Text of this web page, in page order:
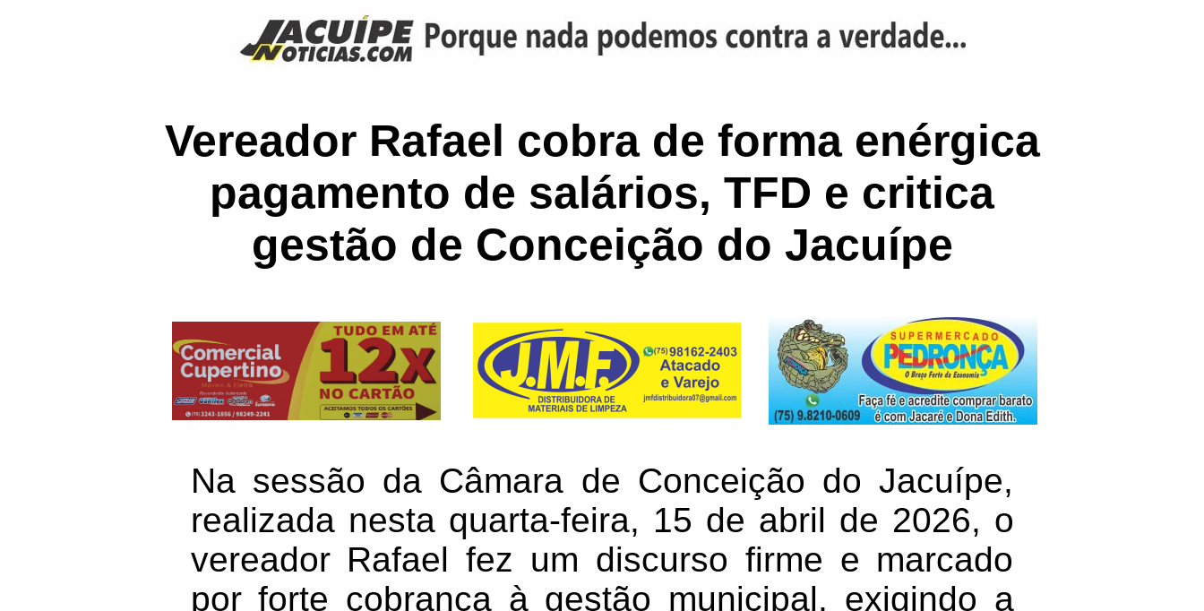
Vereador Rafael cobra de forma enérgica
pagamento de salários, TFD e critica
gestão de Conceição do Jacuípe
Na sessão da Câmara de Conceição do Jacuípe,
realizada nesta quarta-feira, 15 de abril de 2026, o
vereador Rafael fez um discurso firme e marcado
por forte cobrança à gestão municipal, exigindo a